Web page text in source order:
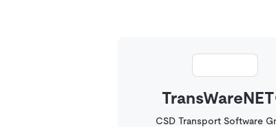
CSD Transport Software